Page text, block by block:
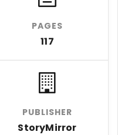
PAGES
117
PUBLISHER
StoryMirror